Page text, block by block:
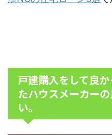
戸建購入をして良
たハウスメーカー
い。